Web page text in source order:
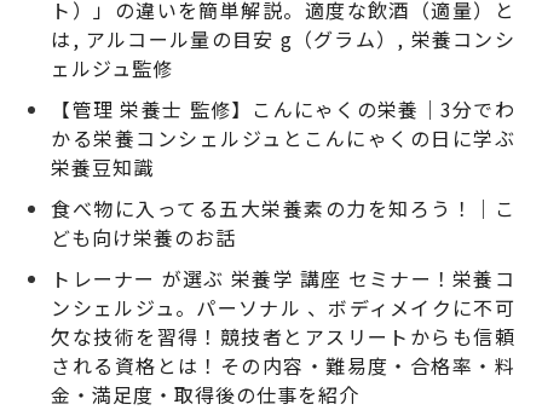
ト）」の違いを簡単解説。適度な飲酒（適量）と
は, アルコール量の目安 g（グラム）, 栄養コンシ
ェルジュ監修
【管理 栄養士 監修】こんにゃくの栄養｜3分でわ
かる栄養コンシェルジュとこんにゃくの日に学ぶ
栄養豆知識
食べ物に入ってる五大栄養素の力を知ろう！｜こ
ども向け栄養のお話
トレーナー が選ぶ 栄養学 講座 セミナー！栄養コ
ンシェルジュ。パーソナル 、ボディメイクに不可
欠な技術を習得！競技者とアスリートからも信頼
される資格とは！その内容・難易度・合格率・料
金・満足度・取得後の仕事を紹介